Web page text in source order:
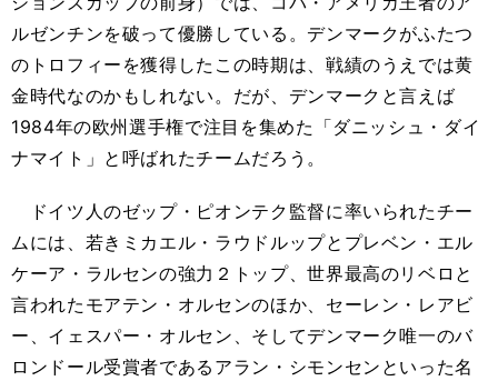
ルゼンチンを破って優勝している。デンマークがふたつ
のトロフィーを獲得したこの時期は、戦績のうえでは黄
金時代なのかもしれない。だが、デンマークと言えば
1984年の欧州選手権で注目を集めた「ダニッシュ・ダイ
ナマイト」と呼ばれたチームだろう。
ドイツ人のゼップ・ピオンテク監督に率いられたチー
ムには、若きミカエル・ラウドルップとプレベン・エル
ケーア・ラルセンの強力２トップ、世界最高のリベロと
言われたモアテン・オルセンのほか、セーレン・レアビ
ー、イェスパー・オルセン、そしてデンマーク唯一のバ
ロンドール受賞者であるアラン・シモンセンといった名